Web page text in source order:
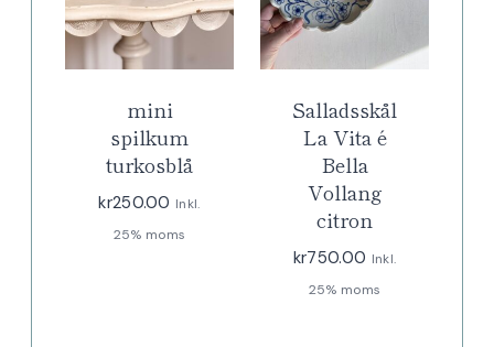
mini
spilkum
turkosblå
kr250.00 Inkl.
25% moms
Salladsskål
La Vita é
Bella
Vollang
citron
kr750.00 Inkl.
25% moms